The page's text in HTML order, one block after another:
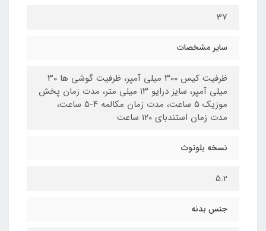
37
سایر مشخصات
ظرفیت کیس ۳۰۰ میلی آمپر، ظرفیت گوشی ها ۳۰
میلی آمپر، سایز درایو ۱۳ میلی متر، مدت زمان پخش
موزیک ۵ ساعت، مدت زمان مکالمه ۴-۵ ساعت،
مدت زمان استندبای ۱۲۰ ساعت
نسخه بلوتوث
5.2
جنس بدنه